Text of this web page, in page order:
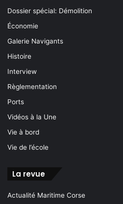
Dossier spécial: Démolition
Économie
Galerie Navigants
Histoire
Interview
Règlementation
Ports
Vidéos à la Une
Vie à bord
Vie de l’école
La revue
Actualité Maritime Corse